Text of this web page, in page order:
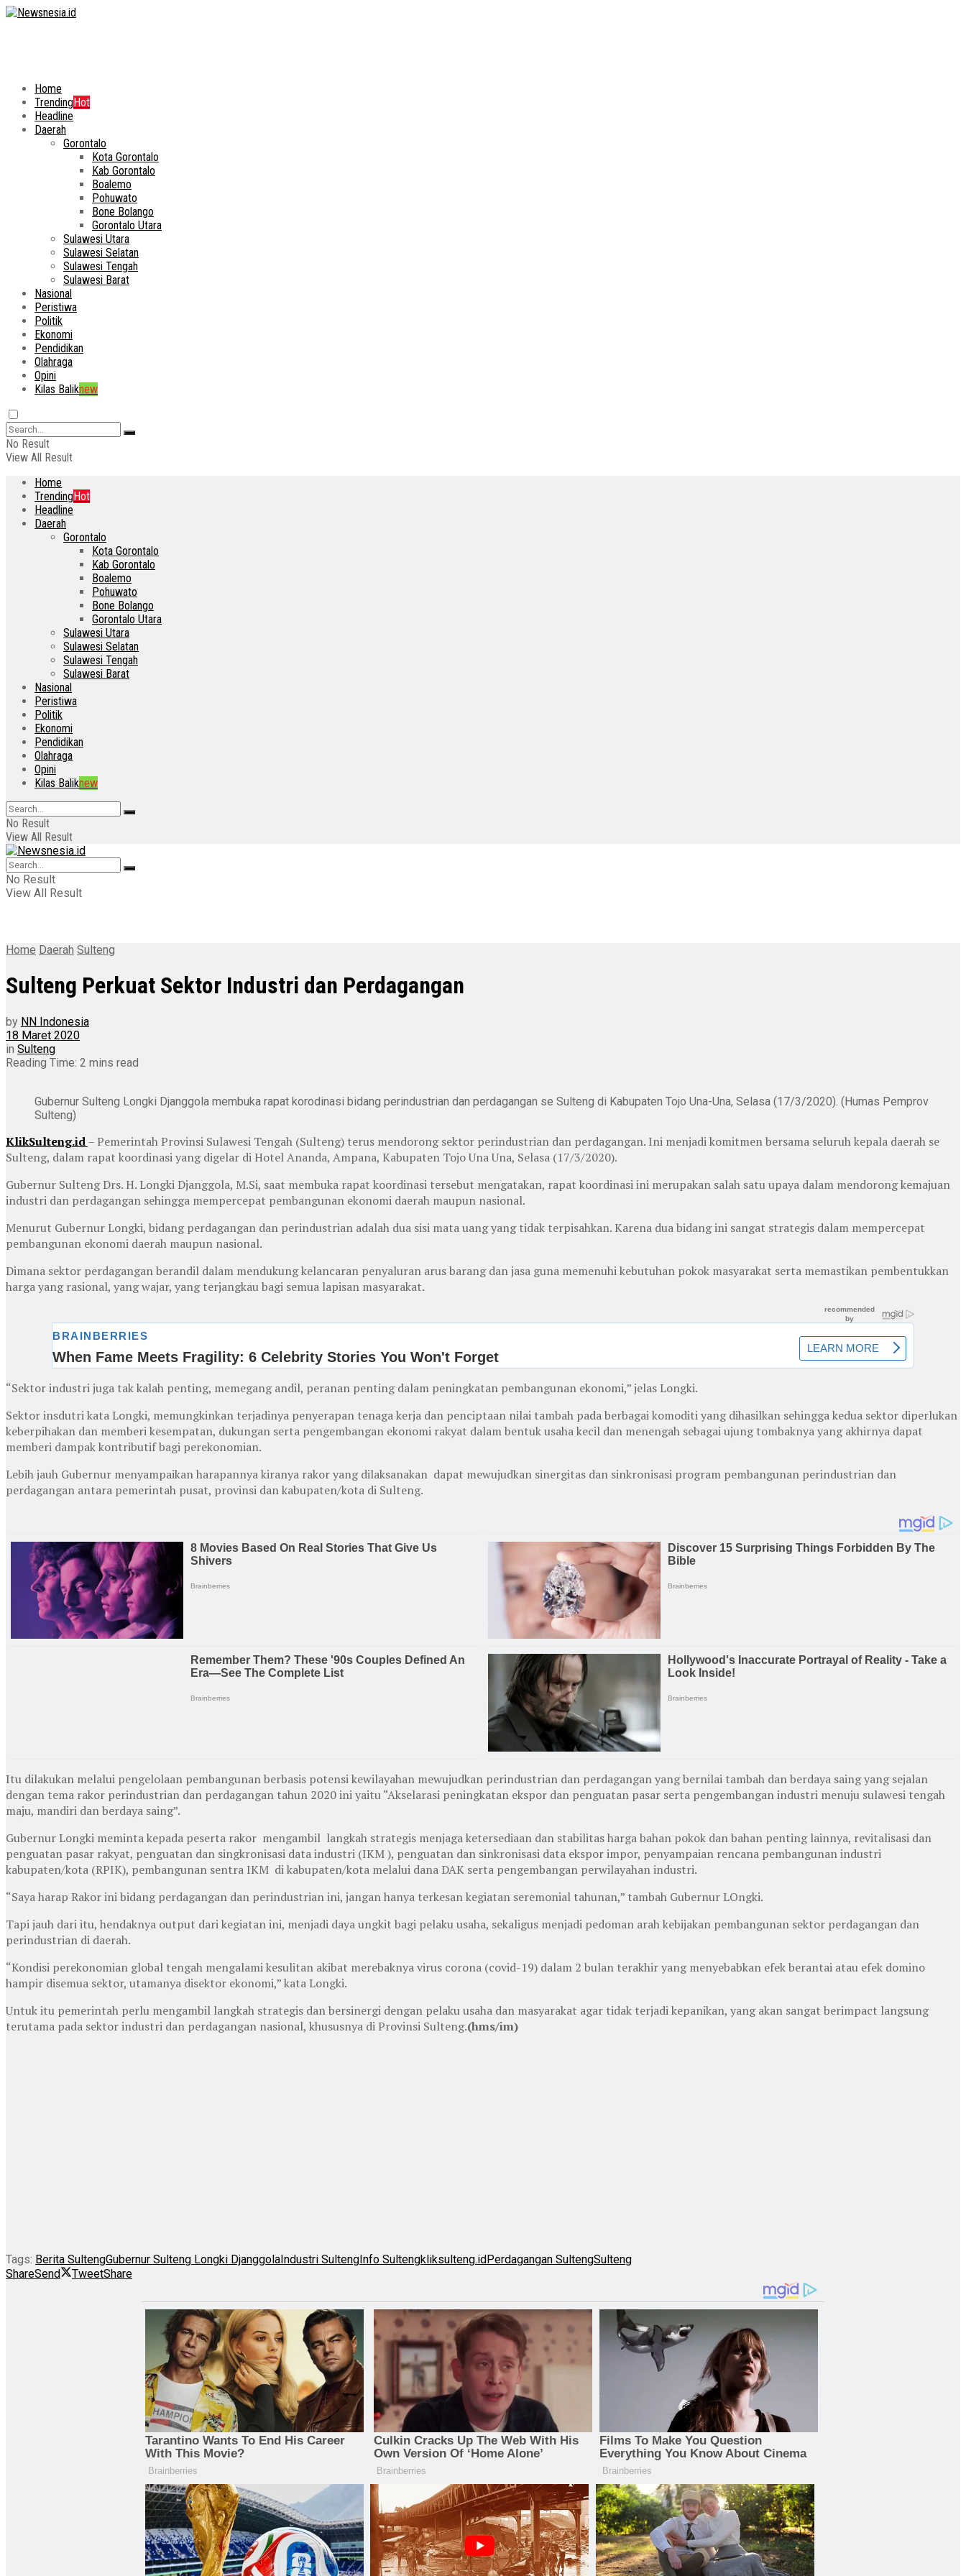
Home
TrendingHot
Headline
Daerah
Gorontalo
Kota Gorontalo
Kab Gorontalo
Boalemo
Pohuwato
Bone Bolango
Gorontalo Utara
Sulawesi Utara
Sulawesi Selatan
Sulawesi Tengah
Sulawesi Barat
Nasional
Peristiwa
Politik
Ekonomi
Pendidikan
Olahraga
Opini
Kilas Baliknew
No Result
View All Result
Home
TrendingHot
Headline
Daerah
Gorontalo
Kota Gorontalo
Kab Gorontalo
Boalemo
Pohuwato
Bone Bolango
Gorontalo Utara
Sulawesi Utara
Sulawesi Selatan
Sulawesi Tengah
Sulawesi Barat
Nasional
Peristiwa
Politik
Ekonomi
Pendidikan
Olahraga
Opini
Kilas Baliknew
No Result
View All Result
No Result
View All Result
Home Daerah Sulteng
Sulteng Perkuat Sektor Industri dan Perdagangan
by NN Indonesia
18 Maret 2020
in Sulteng
Reading Time: 2 mins read
Gubernur Sulteng Longki Djanggola membuka rapat korodinasi bidang perindustrian dan perdagangan se Sulteng di Kabupaten Tojo Una-Una, Selasa (17/3/2020). (Humas Pemprov
Sulteng)
KlikSulteng.id– Pemerintah Provinsi Sulawesi Tengah (Sulteng) terus mendorong sektor perindustrian dan perdagangan. Ini menjadi komitmen bersama seluruh kepala daerah se
Sulteng, dalam rapat koordinasi yang digelar di Hotel Ananda, Ampana, Kabupaten Tojo Una Una, Selasa (17/3/2020).
Gubernur Sulteng Drs. H. Longki Djanggola, M.Si, saat membuka rapat koordinasi tersebut mengatakan, rapat koordinasi ini merupakan salah satu upaya dalam mendorong kemajuan
industri dan perdagangan sehingga mempercepat pembangunan ekonomi daerah maupun nasional.
Menurut Gubernur Longki, bidang perdagangan dan perindustrian adalah dua sisi mata uang yang tidak terpisahkan. Karena dua bidang ini sangat strategis dalam mempercepat
pembangunan ekonomi daerah maupun nasional.
Dimana sektor perdagangan berandil dalam mendukung kelancaran penyaluran arus barang dan jasa guna memenuhi kebutuhan pokok masyarakat serta memastikan pembentukkan
harga yang rasional, yang wajar, yang terjangkau bagi semua lapisan masyarakat.
“Sektor industri juga tak kalah penting, memegang andil, peranan penting dalam peningkatan pembangunan ekonomi,” jelas Longki.
Sektor insdutri kata Longki, memungkinkan terjadinya penyerapan tenaga kerja dan penciptaan nilai tambah pada berbagai komoditi yang dihasilkan sehingga kedua sektor diperlukan
keberpihakan dan memberi kesempatan, dukungan serta pengembangan ekonomi rakyat dalam bentuk usaha kecil dan menengah sebagai ujung tombaknya yang akhirnya dapat
memberi dampak kontributif bagi perekonomian.
Lebih jauh Gubernur menyampaikan harapannya kiranya rakor yang dilaksanakan dapat mewujudkan sinergitas dan sinkronisasi program pembangunan perindustrian dan
perdagangan antara pemerintah pusat, provinsi dan kabupaten/kota di Sulteng.
Itu dilakukan melalui pengelolaan pembangunan berbasis potensi kewilayahan mewujudkan perindustrian dan perdagangan yang bernilai tambah dan berdaya saing yang sejalan
dengan tema rakor perindustrian dan perdagangan tahun 2020 ini yaitu “Akselarasi peningkatan ekspor dan penguatan pasar serta pengembangan industri menuju sulawesi tengah
maju, mandiri dan berdaya saing”.
Gubernur Longki meminta kepada peserta rakor mengambil langkah strategis menjaga ketersediaan dan stabilitas harga bahan pokok dan bahan penting lainnya, revitalisasi dan
penguatan pasar rakyat, penguatan dan singkronisasi data industri (IKM ), penguatan dan sinkronisasi data ekspor impor, penyampaian rencana pembangunan industri
kabupaten/kota (RPIK), pembangunan sentra IKM di kabupaten/kota melalui dana DAK serta pengembangan perwilayahan industri.
“Saya harap Rakor ini bidang perdagangan dan perindustrian ini, jangan hanya terkesan kegiatan seremonial tahunan,” tambah Gubernur LOngki.
Tapi jauh dari itu, hendaknya output dari kegiatan ini, menjadi daya ungkit bagi pelaku usaha, sekaligus menjadi pedoman arah kebijakan pembangunan sektor perdagangan dan
perindustrian di daerah.
“Kondisi perekonomian global tengah mengalami kesulitan akibat merebaknya virus corona (covid-19) dalam 2 bulan terakhir yang menyebabkan efek berantai atau efek domino
hampir disemua sektor, utamanya disektor ekonomi,” kata Longki.
Untuk itu pemerintah perlu mengambil langkah strategis dan bersinergi dengan pelaku usaha dan masyarakat agar tidak terjadi kepanikan, yang akan sangat berimpact langsung
terutama pada sektor industri dan perdagangan nasional, khususnya di Provinsi Sulteng.(hms/im)
Tags: Berita SultengGubernur Sulteng Longki DjanggolaIndustri SultengInfo Sultengkliksulteng.idPerdagangan SultengSulteng
ShareSend TweetShare